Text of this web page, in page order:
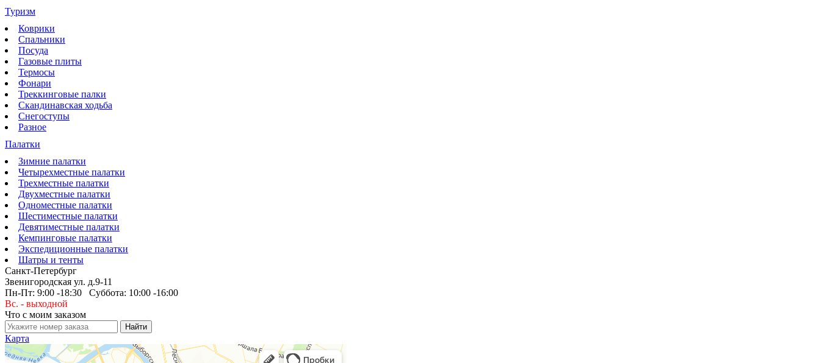
Туризм
Коврики
Спальники
Посуда
Газовые плиты
Термосы
Фонари
Треккинговые палки
Скандинавская ходьба
Снегоступы
Разное
Палатки
Зимние палатки
Четырехместные палатки
Трехместные палатки
Двухместные палатки
Одноместные палатки
Шестиместные палатки
Девятиместные палатки
Кемпинговые палатки
Экспедиционные палатки
Шатры и тенты
Санкт-Петербург
Звенигородская ул. д.9-11
Пн-Пт: 9:00 -18:30 Суббота: 10:00 -16:00
Вс. - выходной
Что с моим заказом
Карта